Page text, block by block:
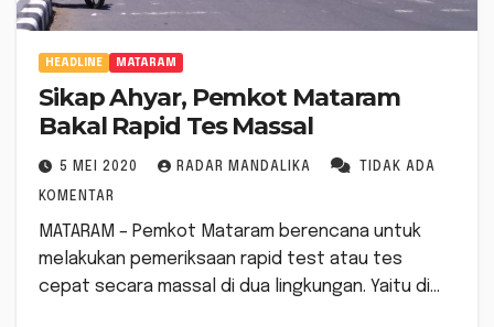
HEADLINE MATARAM
Sikap Ahyar, Pemkot Mataram
Bakal Rapid Tes Massal
5 MEI 2020 RADAR MANDALIKA TIDAK ADA
KOMENTAR
MATARAM – Pemkot Mataram berencana untuk
melakukan pemeriksaan rapid test atau tes
cepat secara massal di dua lingkungan. Yaitu di…